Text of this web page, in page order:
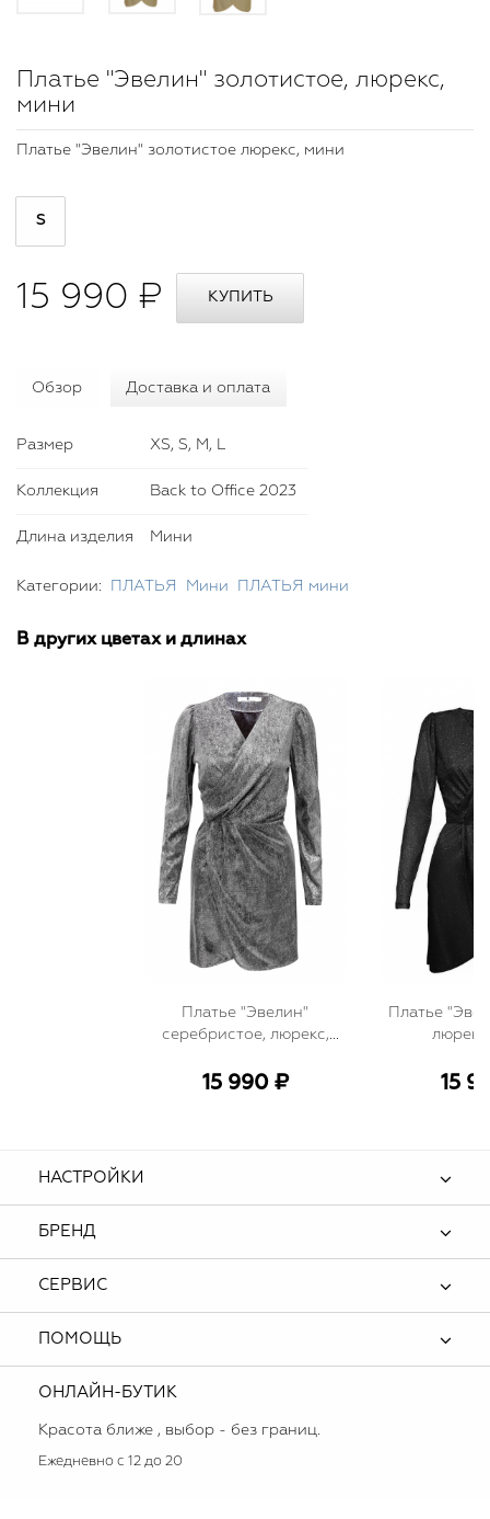
Платье "Эвелин" золотистое, люрекс,
мини
Платье "Эвелин" золотистое люрекс, мини
S
15 990 ₽
Обзор Доставка и оплата
Размер XS, S, M, L
Коллекция Back to Office 2023
Длина изделия Мини
Категории: ПЛАТЬЯ Мини ПЛАТЬЯ мини
В других цветах и длинах
Платье "Эвелин"
серебристое, люрекс,
15 990 ₽
Платье
15
НАСТРОЙКИ
БРЕНД
СЕРВИС
ПОМОЩЬ
ОНЛАЙН-БУТИК
Красота ближе , выбор - без границ.
Ежедневно с 12 до 20